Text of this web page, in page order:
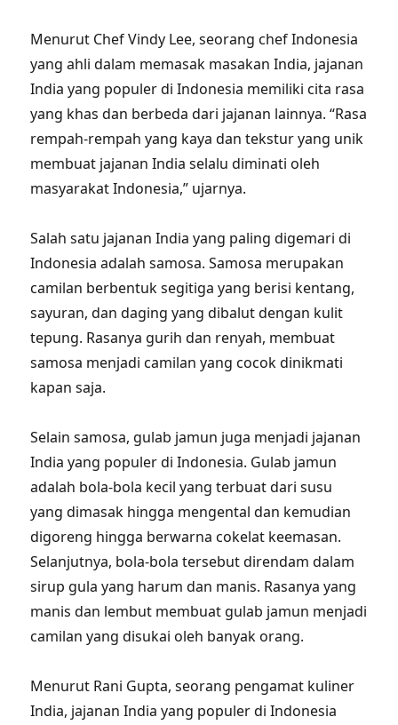
Menurut Chef Vindy Lee, seorang chef Indonesia
yang ahli dalam memasak masakan India, jajanan
India yang populer di Indonesia memiliki cita rasa
yang khas dan berbeda dari jajanan lainnya. “Rasa
rempah-rempah yang kaya dan tekstur yang unik
membuat jajanan India selalu diminati oleh
masyarakat Indonesia,” ujarnya.
Salah satu jajanan India yang paling digemari di
Indonesia adalah samosa. Samosa merupakan
camilan berbentuk segitiga yang berisi kentang,
sayuran, dan daging yang dibalut dengan kulit
tepung. Rasanya gurih dan renyah, membuat
samosa menjadi camilan yang cocok dinikmati
kapan saja.
Selain samosa, gulab jamun juga menjadi jajanan
India yang populer di Indonesia. Gulab jamun
adalah bola-bola kecil yang terbuat dari susu
yang dimasak hingga mengental dan kemudian
digoreng hingga berwarna cokelat keemasan.
Selanjutnya, bola-bola tersebut direndam dalam
sirup gula yang harum dan manis. Rasanya yang
manis dan lembut membuat gulab jamun menjadi
camilan yang disukai oleh banyak orang.
Menurut Rani Gupta, seorang pengamat kuliner
India, jajanan India yang populer di Indonesia